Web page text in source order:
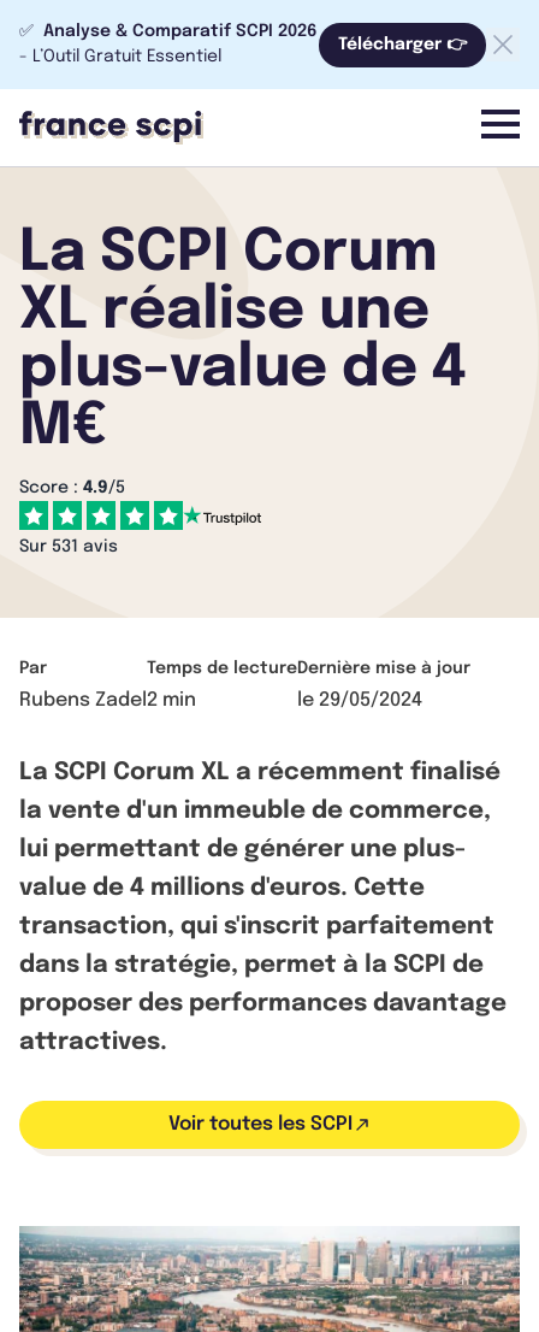
✅ Analyse & Comparatif SCPI 2026
- L’Outil Gratuit Essentiel
Télécharger 👉
menu
La SCPI Corum
XL réalise une
plus-value de 4
M€
Score : 4.9/5
Sur 531 avis
Par
Rubens Zadel
Temps de lecture
2 min
Dernière mise à jour
le 29/05/2024
La SCPI Corum XL a récemment finalisé
la vente d'un immeuble de commerce,
lui permettant de générer une plus-
value de 4 millions d'euros. Cette
transaction, qui s'inscrit parfaitement
dans la stratégie, permet à la SCPI de
proposer des performances davantage
attractives.
Voir toutes les SCPI